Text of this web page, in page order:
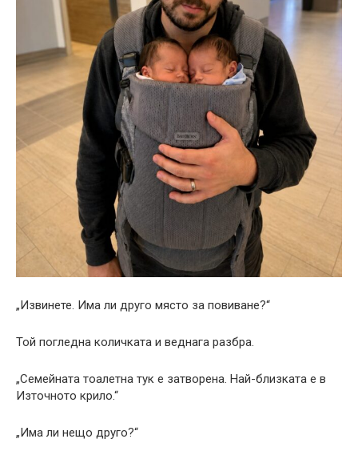
„Извинете. Има ли друго място за повиване?“
Той погледна количката и веднага разбра.
„Семейната тоалетна тук е затворена. Най-близката е в
Източното крило.“
„Има ли нещо друго?“